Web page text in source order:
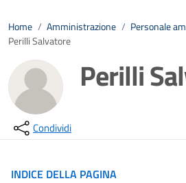
Home / Amministrazione / Personale
Perilli Salvatore
Perilli
Condividi
INDICE DELLA PAGINA